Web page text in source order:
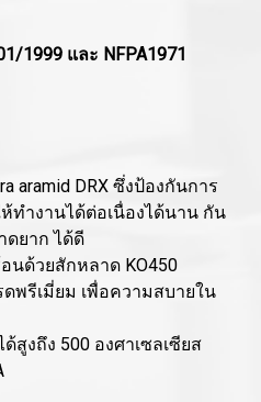
1999 และ NFPA1971
aramid DRX ซึ่งป้องกันการ
ทำงานได้ต่อเนื่องได้นาน กัน
ยาก ได้ดี
นด้วยสักหลาด KO450
พรีเมี่ยม เพื่อความสบายใน
งถึง 500 องศาเซลเซียส